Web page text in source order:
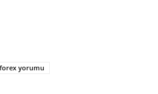
forex yorumu